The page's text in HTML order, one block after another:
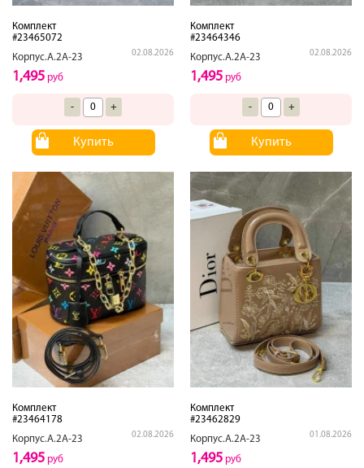
Комплект
#23465072
Корпус.А.2А-23
02.08.2026
1,495 руб
- +
Купить
Комплект
#23464346
Корпус.А.2А-23
02.08.2026
1,495 руб
- +
Купить
Комплект
#23464178
Корпус.А.2А-23
02.08.2026
1,495 руб
Комплект
#23462829
Корпус.А.2А-23
01.08.2026
1,495 руб